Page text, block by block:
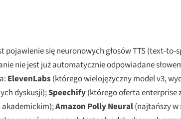
się neuronowych głosów TTS (text-to-
nie jest już automatycznie odpowiadane
ElevenLabs (którego wielojęzyczny model v3,
dyskusji);Speechify(którego oferta enterprise
akademickim);Amazon Polly Neural(najtańszy w